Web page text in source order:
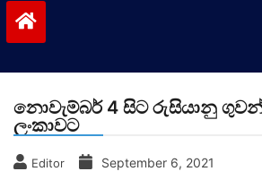
නොවැම්බර් 4 සිට රුසියානු ගුවන්
ලංකාවට
Editor September 6, 2021